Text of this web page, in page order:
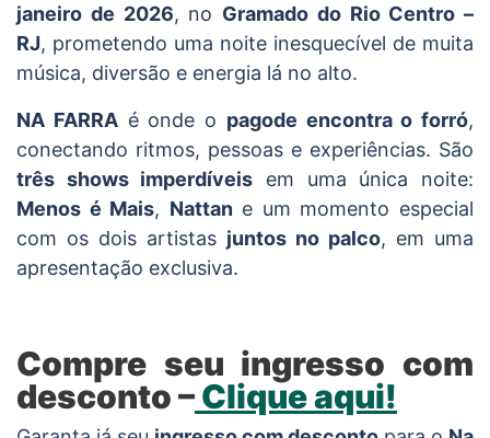
janeiro de 2026, no Gramado do Rio Centro –
RJ, prometendo uma noite inesquecível de muita
música, diversão e energia lá no alto.
NA FARRAé onde o pagode encontra o forró,
conectando ritmos, pessoas e experiências. São
três shows imperdíveis em uma única noite:
Menos é Mais, Nattane um momento especial
com os dois artistas juntos no palco, em uma
apresentação exclusiva.
Compre seu ingresso com
desconto –Clique aqui!